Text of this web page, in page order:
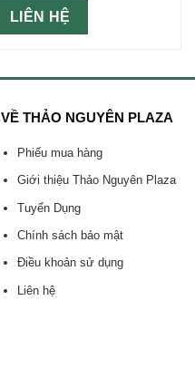
LIÊN HỆ
VỀ THẢO NGUYÊN PLAZA
Phiếu mua hàng
Giới thiệu Thảo Nguyên Plaza
Tuyển Dụng
Chính sách bảo mật
Điều khoản sử dụng
Liên hệ